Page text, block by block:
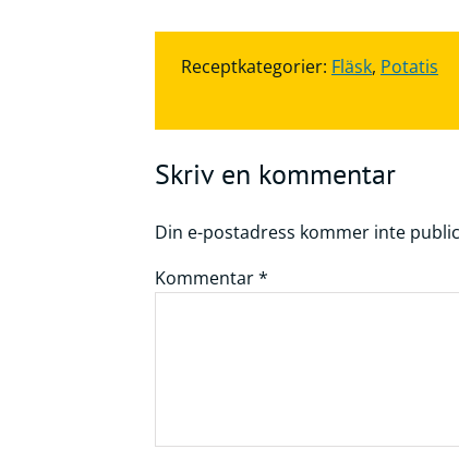
Receptkategorier: Fläsk, Potatis
Skriv en kommentar
Din e-postadress kommer inte
Kommentar*